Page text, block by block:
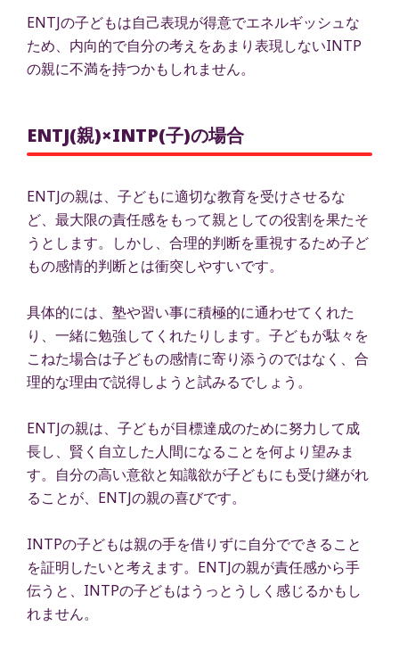
ENTJの子どもは自己表現が得意でエネルギッシュな
ため、内向的で自分の考えをあまり表現しないINTP
の親に不満を持つかもしれません。
ENTJ(親)×INTP(子)の場合
ENTJの親は、子どもに適切な教育を受けさせるな
ど、最大限の責任感をもって親としての役割を果たそ
うとします。しかし、合理的判断を重視するため子ど
もの感情的判断とは衝突しやすいです。
具体的には、塾や習い事に積極的に通わせてくれた
り、一緒に勉強してくれたりします。子どもが駄々を
こねた場合は子どもの感情に寄り添うのではなく、合
理的な理由で説得しようと試みるでしょう。
ENTJの親は、子どもが目標達成のために努力して成
長し、賢く自立した人間になることを何より望みま
す。自分の高い意欲と知識欲が子どもにも受け継がれ
ることが、ENTJの親の喜びです。
INTPの子どもは親の手を借りずに自分でできること
を証明したいと考えます。ENTJの親が責任感から手
伝うと、INTPの子どもはうっとうしく感じるかもし
れません。